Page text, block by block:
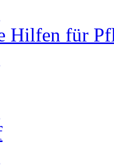
Hilfen für